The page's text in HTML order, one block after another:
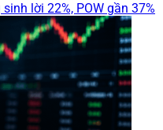
lời 22%, POW gần 37%